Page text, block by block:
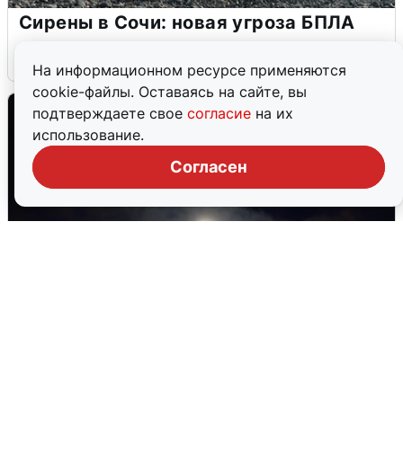
На информационном ресурсе применяются
cookie-файлы. Оставаясь на сайте, вы
подтверждаете свое согласие на их
использование.
Согласен
Сирены в Сочи: новая угроза БПЛА